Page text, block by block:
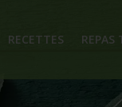
RECETTES REPAS